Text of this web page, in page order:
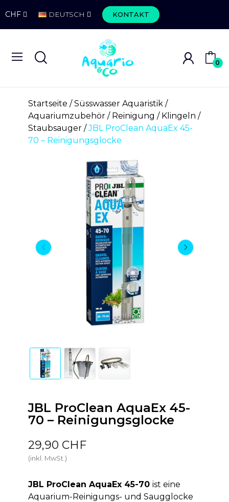
CHF DEUTSCH KONTAKT
0
Startseite
Süsswasser Aquaristik
Aquariumzubehör
Reinigung
Klingeln /
Staubsauger
JBL ProClean AquaEx 45-
70 – Reinigungsglocke
JBL ProClean AquaEx 45-
70 – Reinigungsglocke
29,90 CHF
(inkl. MwSt.)
JBL ProClean AquaEx 45-70 ist eine
Aquarium-Reinigungs- und Saugglocke